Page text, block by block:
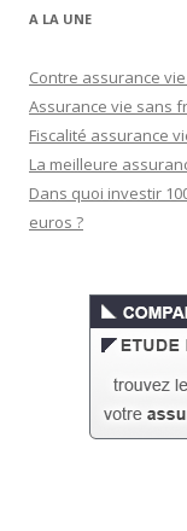
A LA UNE
Contre assurance vie
Assurance vie sans
Fiscalité assurance
La meilleure
Dans quoi investir
euros ?